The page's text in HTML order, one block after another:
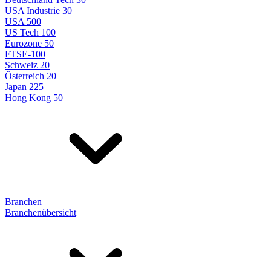
USA Industrie 30
USA 500
US Tech 100
Eurozone 50
FTSE-100
Schweiz 20
Österreich 20
Japan 225
Hong Kong 50
Branchen
Branchenübersicht